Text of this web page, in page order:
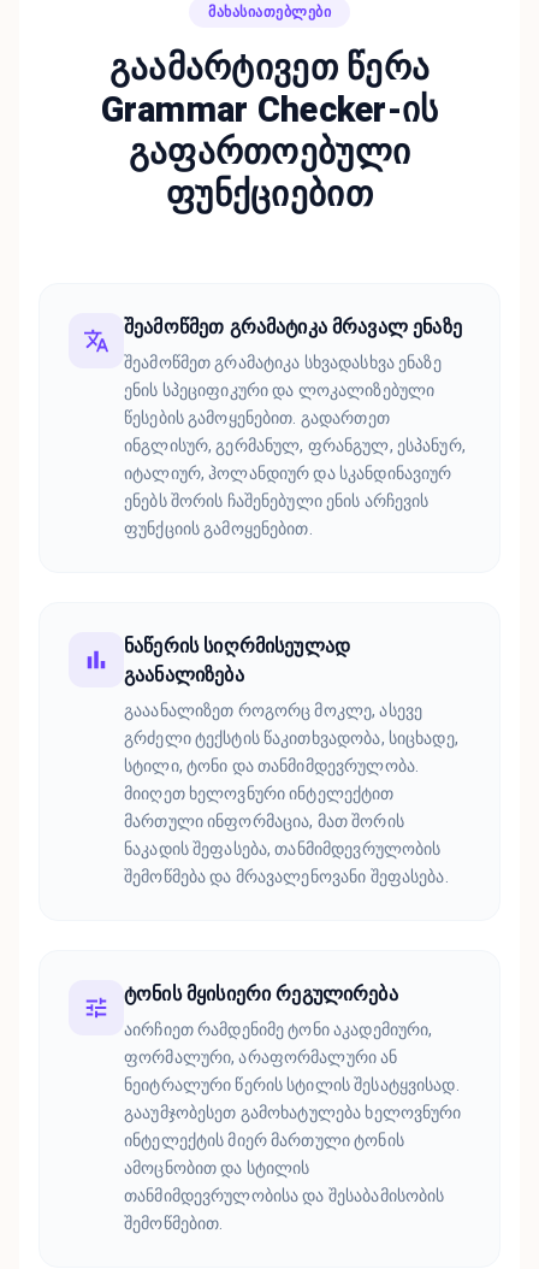
ᲛᲐᲮᲐᲡᲘᲐᲗᲔᲑᲚᲔᲑᲘ
გაამარტივეთ წერა
Grammar Checker-ის
გაფართოებული
ფუნქციებით
შეამოწმეთ გრამატიკა მრავალ ენაზე
შეამოწმეთ გრამატიკა სხვადასხვა ენაზე
ენის სპეციფიკური და ლოკალიზებული
წესების გამოყენებით. გადართეთ
ინგლისურ, გერმანულ, ფრანგულ, ესპანურ,
იტალიურ, ჰოლანდიურ და სკანდინავიურ
ენებს შორის ჩაშენებული ენის არჩევის
ფუნქციის გამოყენებით.
ნაწერის სიღრმისეულად
გაანალიზება
გააანალიზეთ როგორც მოკლე, ასევე
გრძელი ტექსტის წაკითხვადობა, სიცხადე,
სტილი, ტონი და თანმიმდევრულობა.
მიიღეთ ხელოვნური ინტელექტით
მართული ინფორმაცია, მათ შორის
ნაკადის შეფასება, თანმიმდევრულობის
შემოწმება და მრავალენოვანი შეფასება.
ტონის მყისიერი რეგულირება
აირჩიეთ რამდენიმე ტონი აკადემიური,
ფორმალური, არაფორმალური ან
ნეიტრალური წერის სტილის შესატყვისად.
გააუმჯობესეთ გამოხატულება ხელოვნური
ინტელექტის მიერ მართული ტონის
ამოცნობით და სტილის
თანმიმდევრულობისა და შესაბამისობის
შემოწმებით.